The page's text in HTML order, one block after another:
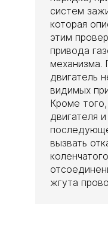
систем
которая
этим
привода
механизма.
двигатель
видимых
Кроме
двигателя
вызвать
жгута